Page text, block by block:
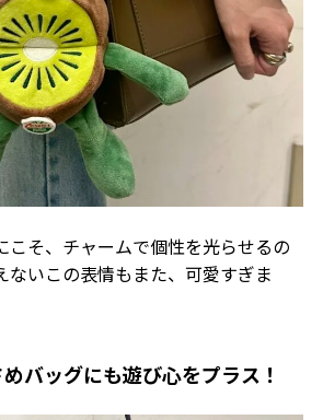
こそ、チャームで個性を光らせるの
いこの表情もまた、可愛すぎま
バッグにも遊び心をプラス！